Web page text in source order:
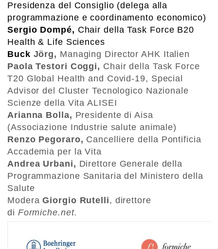
Presidenza del Consiglio (delega alla
programmazione e coordinamento economico)
Sergio Dompé, Chair della Task Force B20
Health & Life Sciences
Buck Jörg, Managing Director AHK Italien
Paola Testori Coggi, Chair della Task Force
T20 Global Health and Covid-19, Special
Advisor del Cluster Tecnologico Nazionale
Scienze della Vita ALISEI
Arianna Bolla, Presidente di Aisa
(Associazione Industrie salute animale)
Renzo Pegoraro, Cancelliere della Pontificia
Accademia per la Vita
Andrea Urbani, Direttore Generale della
Programmazione Sanitaria del Ministero della
Salute
ModeraGiorgio Rutelli, direttore
di Formiche.net.